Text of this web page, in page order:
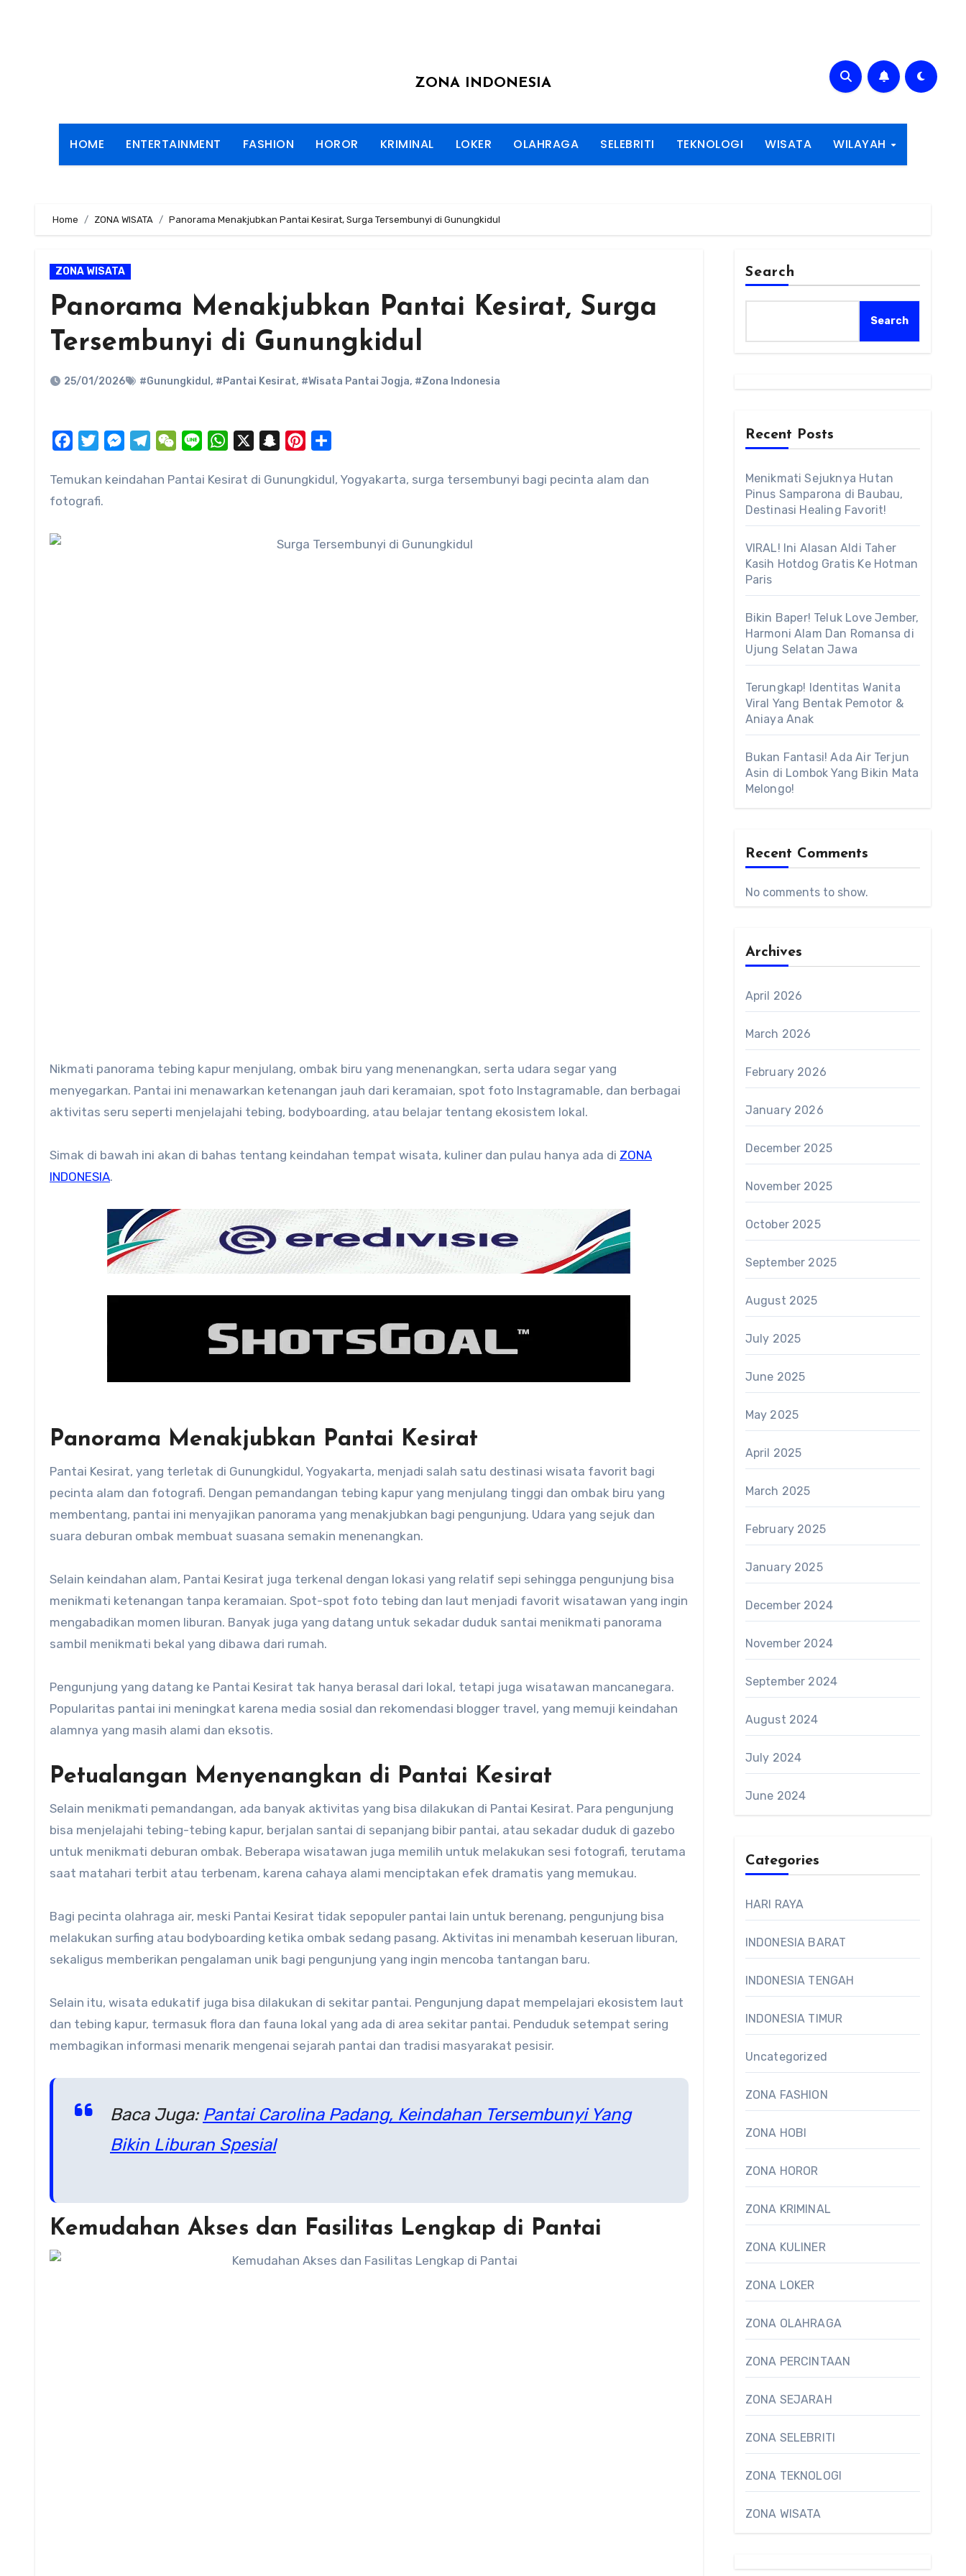
ZONA INDONESIA
HOME ENTERTAINMENT FASHION HOROR KRIMINAL LOKER OLAHRAGA SELEBRITI TEKNOLOGI WISATA WILAYAH
Home ZONA WISATA Panorama Menakjubkan Pantai Kesirat, Surga Tersembunyi di Gunungkidul
ZONA WISATA
Panorama Menakjubkan Pantai Kesirat, Surga
Tersembunyi di Gunungkidul
25/01/2026 #Gunungkidul , #Pantai Kesirat, #Wisata Pantai Jogja, #Zona Indonesia
FacebookTwitterMessengerTelegramWeChat
Line WhatsApp SnapchatPinterest
Temukan keindahan Pantai Kesirat di Gunungkidul, Yogyakarta, surga tersembunyi bagi pecinta alam dan
fotografi.
Nikmati panorama tebing kapur menjulang, ombak biru yang menenangkan, serta udara segar yang
menyegarkan. Pantai ini menawarkan ketenangan jauh dari keramaian, spot foto Instagramable, dan berbagai
aktivitas seru seperti menjelajahi tebing, bodyboarding, atau belajar tentang ekosistem lokal.
Simak di bawah ini akan di bahas tentang keindahan tempat wisata, kuliner dan pulau hanya ada di ZONA
INDONESIA.
Panorama Menakjubkan Pantai Kesirat
Pantai Kesirat, yang terletak di Gunungkidul, Yogyakarta, menjadi salah satu destinasi wisata favorit bagi
pecinta alam dan fotografi. Dengan pemandangan tebing kapur yang menjulang tinggi dan ombak biru yang
membentang, pantai ini menyajikan panorama yang menakjubkan bagi pengunjung. Udara yang sejuk dan
suara deburan ombak membuat suasana semakin menenangkan.
Selain keindahan alam, Pantai Kesirat juga terkenal dengan lokasi yang relatif sepi sehingga pengunjung bisa
menikmati ketenangan tanpa keramaian. Spot-spot foto tebing dan laut menjadi favorit wisatawan yang ingin
mengabadikan momen liburan. Banyak juga yang datang untuk sekadar duduk santai menikmati panorama
sambil menikmati bekal yang dibawa dari rumah.
Pengunjung yang datang ke Pantai Kesirat tak hanya berasal dari lokal, tetapi juga wisatawan mancanegara.
Popularitas pantai ini meningkat karena media sosial dan rekomendasi blogger travel, yang memuji keindahan
alamnya yang masih alami dan eksotis.
Petualangan Menyenangkan di Pantai Kesirat
Selain menikmati pemandangan, ada banyak aktivitas yang bisa dilakukan di Pantai Kesirat. Para pengunjung
bisa menjelajahi tebing-tebing kapur, berjalan santai di sepanjang bibir pantai, atau sekadar duduk di gazebo
untuk menikmati deburan ombak. Beberapa wisatawan juga memilih untuk melakukan sesi fotografi, terutama
saat matahari terbit atau terbenam, karena cahaya alami menciptakan efek dramatis yang memukau.
Bagi pecinta olahraga air, meski Pantai Kesirat tidak sepopuler pantai lain untuk berenang, pengunjung bisa
melakukan surfing atau bodyboarding ketika ombak sedang pasang. Aktivitas ini menambah keseruan liburan,
sekaligus memberikan pengalaman unik bagi pengunjung yang ingin mencoba tantangan baru.
Selain itu, wisata edukatif juga bisa dilakukan di sekitar pantai. Pengunjung dapat mempelajari ekosistem laut
dan tebing kapur, termasuk flora dan fauna lokal yang ada di area sekitar pantai. Penduduk setempat sering
membagikan informasi menarik mengenai sejarah pantai dan tradisi masyarakat pesisir.
Baca Juga: Pantai Carolina Padang, Keindahan Tersembunyi Yang
Bikin Liburan Spesial
Kemudahan Akses dan Fasilitas Lengkap di Pantai
Search
Search
Recent Posts
Menikmati Sejuknya Hutan
Pinus Samparona di Baubau,
Destinasi Healing Favorit!
VIRAL! Ini Alasan Aldi Taher
Kasih Hotdog Gratis Ke Hotman
Paris
Bikin Baper! Teluk Love Jember,
Harmoni Alam Dan Romansa di
Ujung Selatan Jawa
Terungkap! Identitas Wanita
Viral Yang Bentak Pemotor &
Aniaya Anak
Bukan Fantasi! Ada Air Terjun
Asin di Lombok Yang Bikin Mata
Melongo!
Recent Comments
No comments to show.
Archives
April 2026
March 2026
February 2026
January 2026
December 2025
November 2025
October 2025
September 2025
August 2025
July 2025
June 2025
May 2025
April 2025
March 2025
February 2025
January 2025
December 2024
November 2024
September 2024
August 2024
July 2024
June 2024
Categories
HARI RAYA
INDONESIA BARAT
INDONESIA TENGAH
INDONESIA TIMUR
Uncategorized
ZONA FASHION
ZONA HOBI
ZONA HOROR
ZONA KRIMINAL
ZONA KULINER
ZONA LOKER
ZONA OLAHRAGA
ZONA PERCINTAAN
ZONA SEJARAH
ZONA SELEBRITI
ZONA TEKNOLOGI
ZONA WISATA